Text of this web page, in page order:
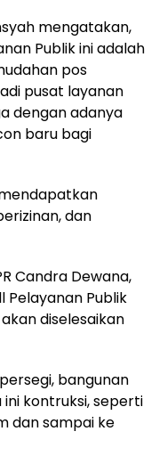
mengatakan,
Publik ini adalah
pos
pusat layanan
dengan adanya
baru bagi
dan
Candra Dewana,
Publik
diselesaikan
bangunan
kontruksi, seperti
dan sampai ke